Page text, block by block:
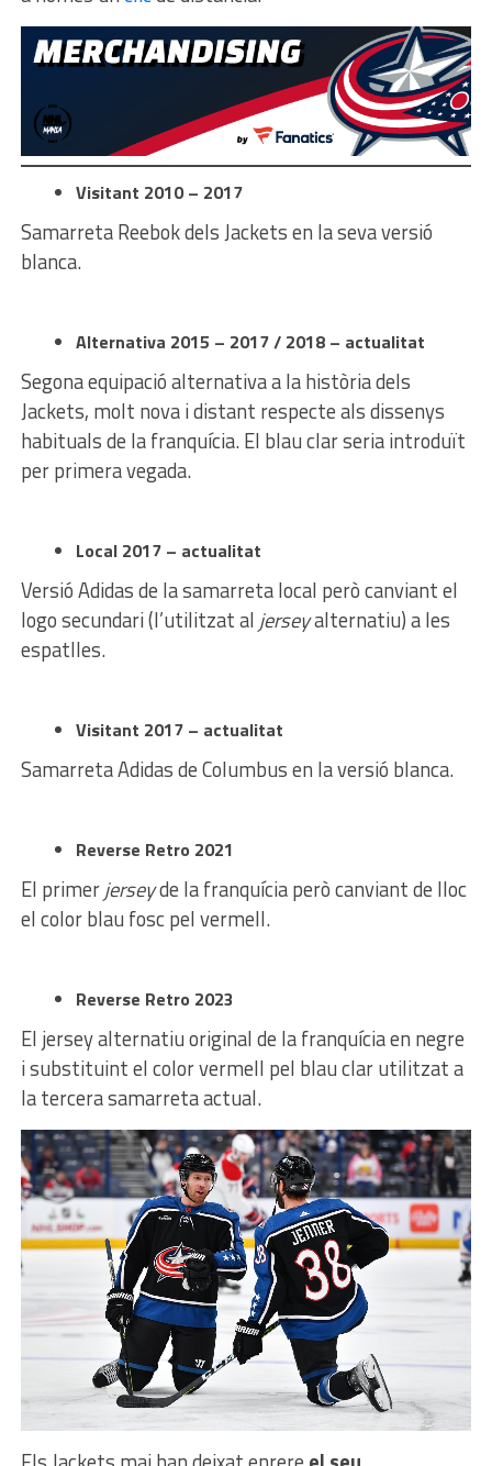
Visitant 2010 – 2017
Samarreta Reebok dels Jackets en la seva versió
blanca.
Alternativa 2015 – 2017 / 2018 – actualitat
Segona equipació alternativa a la història dels
Jackets, molt nova i distant respecte als dissenys
habituals de la franquícia. El blau clar seria introduït
per primera vegada.
Local 2017 – actualitat
Versió Adidas de la samarreta local però canviant el
logo secundari (l’utilitzat al jerseyalternatiu) a les
espatlles.
Visitant 2017 – actualitat
Samarreta Adidas de Columbus en la versió blanca.
Reverse Retro 2021
El primerjerseyde la franquícia però canviant de lloc
el color blau fosc pel vermell.
Reverse Retro 2023
El jersey alternatiu original de la franquícia en negre
i substituint el color vermell pel blau clar utilitzat a
la tercera samarreta actual.